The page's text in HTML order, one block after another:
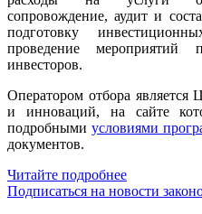
сопровождение, аудит и
подготовку
проведение
инвесторов.
Оператором отбора
и инноваций, на сайте
подробнымиусловиями
документов.
Читайте подробнее
Подписаться на новости